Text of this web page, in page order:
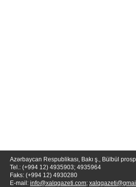
Azərbaycan Respublikası, Bakı ş., Bülbül
Tel.: (+994 12) 4935903; 4935964
Faks: (+994 12) 4930280
E-mail: info@xalqqazeti.com;